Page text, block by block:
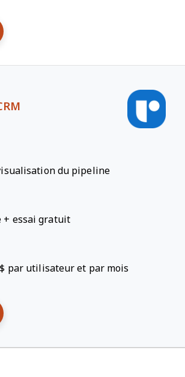
du pipeline
+ essai gratuit
par utilisateur et par mois